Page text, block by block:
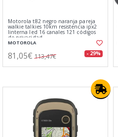
Motorola t82 negro naranja pareja
walkie talkies 10km resistencia ipx2
linterna led 16 canales 121 códigos
de privacidad
MOTOROLA
81,05€ 113,47€ - 29%